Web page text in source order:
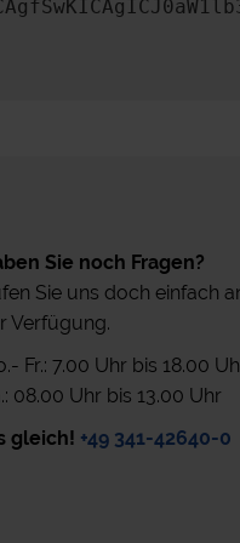
Sie noch Fragen?
Sie uns doch einfach
Verfügung.
Fr.: 7.00 Uhr bis 18.00
08.00 Uhr bis 13.00 Uhr
gleich! +49 341-42640-0